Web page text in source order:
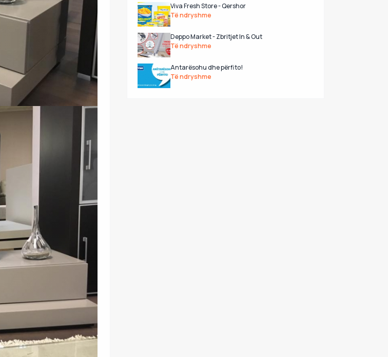
Viva Fresh Store - Qershor
Të ndryshme
Deppo Market - Zbritjet In & Out
Të ndryshme
Antarësohu dhe përfito!
Të ndryshme